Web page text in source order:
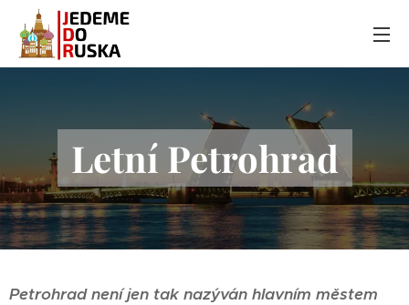
Letní Petrohrad
Petrohrad není jen tak nazýván hlavním městem